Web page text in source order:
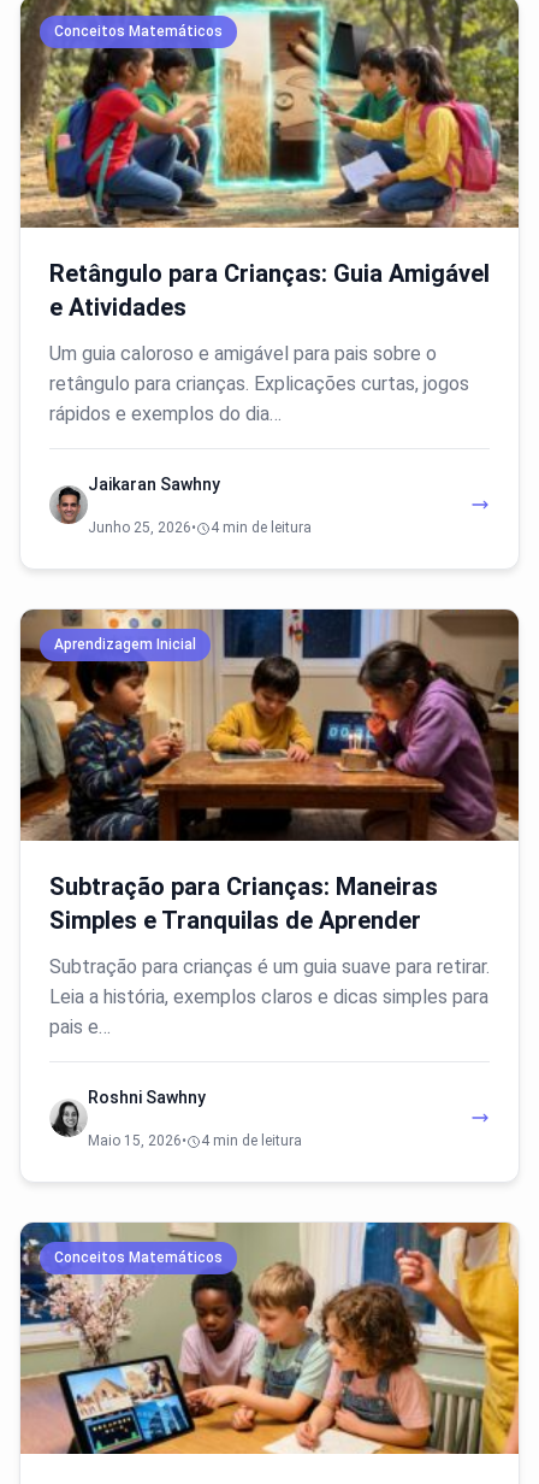
Conceitos Matemáticos
Retângulo para Crianças: Guia Amigável
e Atividades
Um guia caloroso e amigável para pais sobre o
retângulo para crianças. Explicações curtas, jogos
rápidos e exemplos do dia…
Jaikaran Sawhny
Junho 25, 2026• 4 min de leitura
Aprendizagem Inicial
Subtração para Crianças: Maneiras
Simples e Tranquilas de Aprender
Subtração para crianças é um guia suave para retirar.
Leia a história, exemplos claros e dicas simples para
pais e…
Roshni Sawhny
Maio 15, 2026• 4 min de leitura
Conceitos Matemáticos